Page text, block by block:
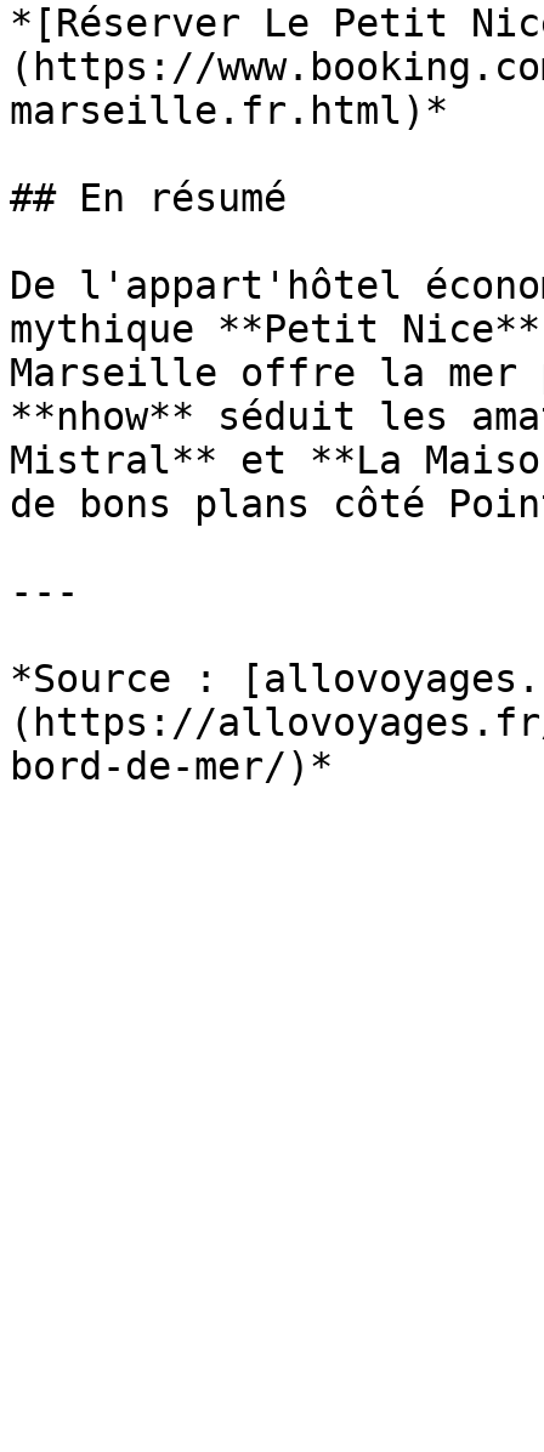
*[Réserver Le Petit
(https://
marseille.fr.html)*
## En résumé
De l'appart'hôtel
mythique **Petit
Marseille offre la mer
**nhow** séduit les
Mistral** et **La
de bons plans côté
---
*Source :
(https://